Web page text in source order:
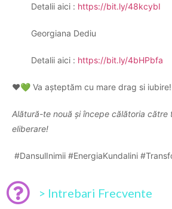
Detalii aici : https://bit.ly/48kcybI
Georgiana Dediu
Detalii aici : https://bit.ly/4bHPbfa
❤️💚 Va așteptăm cu mare drag si iubire!
Alătură-te nouă și începe călătoria către
eliberare!
#DansulInimii #EnergiaKundalini
> Intrebari Frecvente